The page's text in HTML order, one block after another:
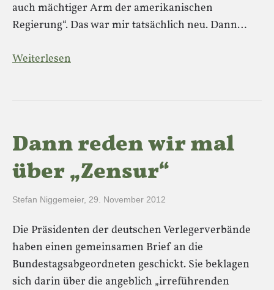
auch mächtiger Arm der amerikanischen
Regierung“. Das war mir tatsächlich neu. Dann…
Weiterlesen
Dann reden wir mal
über „Zensur“
Stefan Niggemeier, 29. November 2012
Die Präsidenten der deutschen Verlegerverbände
haben einen gemeinsamen Brief an die
Bundestagsabgeordneten geschickt. Sie beklagen
sich darin über die angeblich „irreführenden